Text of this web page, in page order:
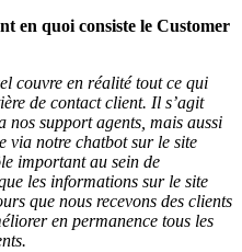
en quoi consiste le Customer
couvre en réalité tout ce qui
de contact client. Il s’agit
nos support agents, mais aussi
via notre chatbot sur le site
important au sein de
les informations sur le site
que nous recevons des clients
en permanence tous les